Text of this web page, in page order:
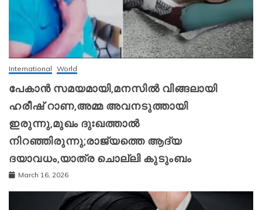
International World
പേകാൻ സമയമായി,മനസിൽ വിങ്ങലായി
ഹരീഷ് റാണ,അമ്മ അവനടുത്തായി
ഇരുന്നു,മുഖം ദുഃഖത്താൽ
നിറഞ്ഞിരുന്നു;രാജ്യത്തെ ആദ്യ
ദയാവധം,യാത്ര ചൊല്ലി കുടുംബം
March 16, 2026